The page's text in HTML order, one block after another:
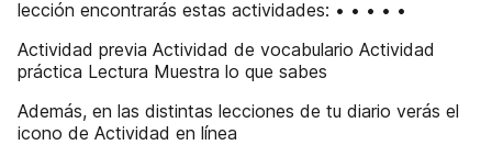
lección encontrarás estas actividades: • • • • •
Actividad previa Actividad de vocabulario Actividad
práctica Lectura Muestra lo que sabes
Además, en las distintas lecciones de tu diario verás el
icono de Actividad en línea